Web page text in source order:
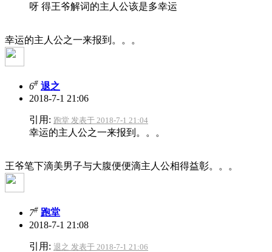
呀 得王爷解词的主人公该是多幸运
幸运的主人公之一来报到。。。
6# 退之
2018-7-1 21:06
引用: 跑堂 发表于 2018-7-1 21:04
幸运的主人公之一来报到。。。
王爷笔下滴美男子与大腹便便滴主人公相得益彰。。。
7# 跑堂
2018-7-1 21:08
引用: 退之 发表于 2018-7-1 21:06